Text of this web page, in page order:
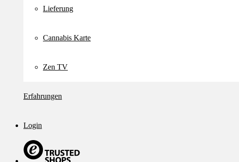
Lieferung
Cannabis Karte
Zen TV
Erfahrungen
Login